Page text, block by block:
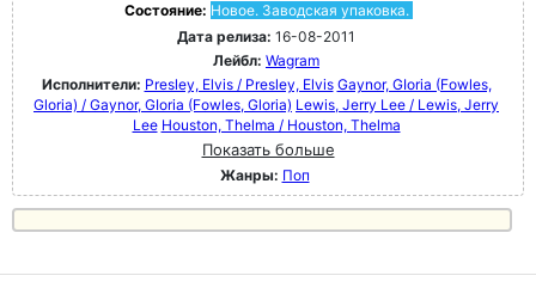
Состояние: Новое. Заводская упаковка.
Дата релиза: 16-08-2011
Лейбл: Wagram
Исполнители: Presley, Elvis / Presley, Elvis Gaynor, GIoria (Fowles,
Gloria) / Gaynor, GIoria (Fowles, Gloria) Lewis, Jerry Lee / Lewis, Jerry
Lee Houston, Thelma / Houston, Thelma
Показать больше
Жанры: Поп